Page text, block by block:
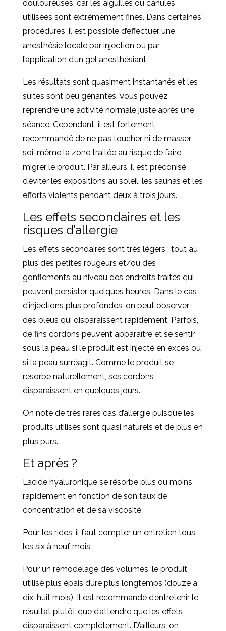
douloureuses, car les aiguilles ou canules
utilisées sont extrêmement fines. Dans certaines
procédures, il est possible d’effectuer une
anesthésie locale par injection ou par
l’application d’un gel anesthésiant.
Les résultats sont quasiment instantanés et les
suites sont peu gênantes. Vous pouvez
reprendre une activité normale juste après une
séance. Cependant, il est fortement
recommandé de ne pas toucher ni de masser
soi-même la zone traitée au risque de faire
migrer le produit. Par ailleurs, il est préconisé
d’éviter les expositions au soleil, les saunas et les
efforts violents pendant deux à trois jours.
Les effets secondaires et les
risques d’allergie
Les effets secondaires sont très légers : tout au
plus des petites rougeurs et/ou des
gonflements au niveau des endroits traités qui
peuvent persister quelques heures. Dans le cas
d’injections plus profondes, on peut observer
des bleus qui disparaissent rapidement. Parfois,
de fins cordons peuvent apparaître et se sentir
sous la peau si le produit est injecté en excès ou
si la peau surréagit. Comme le produit se
résorbe naturellement, ses cordons
disparaissent en quelques jours.
On note de très rares cas d’allergie puisque les
produits utilisés sont quasi naturels et de plus en
plus purs.
Et après ?
L’acide hyaluronique se résorbe plus ou moins
rapidement en fonction de son taux de
concentration et de sa viscosité.
Pour les rides, il faut compter un entretien tous
les six à neuf mois.
Pour un remodelage des volumes, le produit
utilisé plus épais dure plus longtemps (douze à
dix-huit mois). Il est recommandé d’entretenir le
résultat plutôt que d’attendre que les effets
disparaissent complètement. D’ailleurs, on